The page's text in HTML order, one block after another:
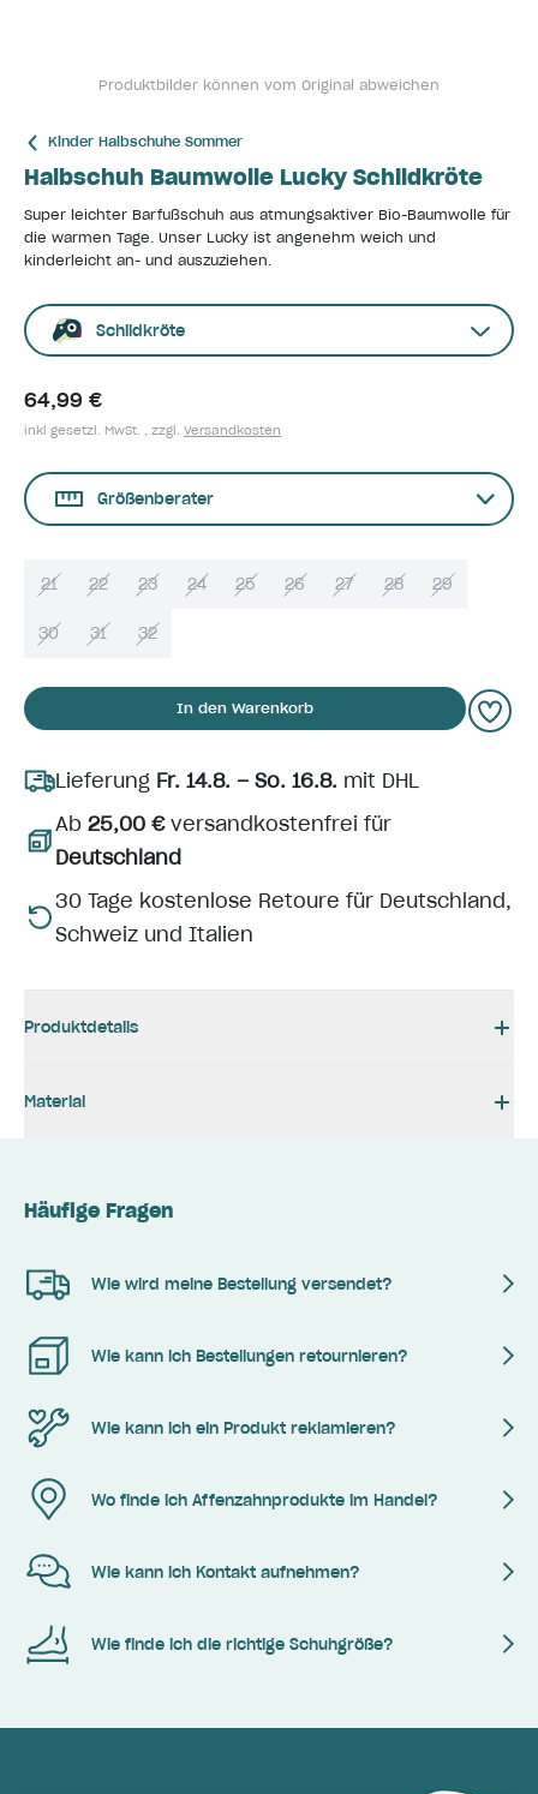
Produktbilder können vom Original abweichen
Kinder Halbschuhe Sommer
Halbschuh Baumwolle Lucky Schildkröte
Super leichter Barfußschuh aus atmungsaktiver Bio-Baumwolle für
die warmen Tage. Unser Lucky ist angenehm weich und
kinderleicht an- und auszuziehen.
Schildkröte
64,99 €
inkl gesetzl. MwSt. , zzgl. Versandkosten
Größenberater
21 22 23 24 25 26 27 28 29
30 31 32
In den Warenkorb
Lieferung Fr. 14.8. – So. 16.8. mit DHL
Ab 25,00 €versandkostenfrei für
Deutschland
30 Tage kostenlose Retoure für Deutschland,
Schweiz und Italien
Produktdetails
Material
Häufige Fragen
Wie wird meine Bestellung versendet?
Wie kann ich Bestellungen retournieren?
Wie kann ich ein Produkt reklamieren?
Wo finde ich Affenzahnprodukte im Handel?
Wie kann ich Kontakt aufnehmen?
Wie finde ich die richtige Schuhgröße?